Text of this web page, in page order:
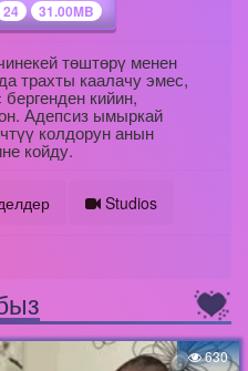
24 31.00MB
төштөрү менен
трахты каалачу эмес,
бергенден кийин,
Адепсиз ымыркай
колдорун анын
койду.
Studios
630